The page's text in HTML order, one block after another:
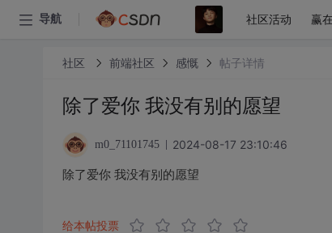
导航 社区活动 赢
社区 前端社区 感慨 帖子详情
除了爱你 我没有别的愿望
m0_71101745 2024-08-17 23:10:46
除了爱你 我没有别的愿望
给本帖投票